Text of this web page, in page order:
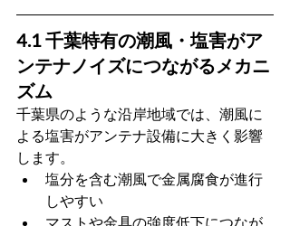
4.1 千葉特有の潮風・塩害がア
ンテナノイズにつながるメカニ
ズム
千葉県のような沿岸地域では、潮風に
よる塩害がアンテナ設備に大きく影響
します。
塩分を含む潮風で金属腐食が進行
しやすい
マストや金具の強度低下につなが